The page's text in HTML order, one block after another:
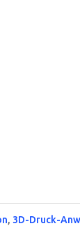
, 3D-Druck-